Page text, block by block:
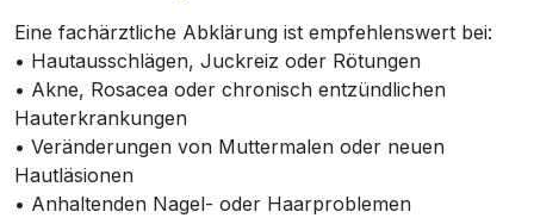
Eine fachärztliche Abklärung ist empfehlenswert bei:
• Hautausschlägen, Juckreiz oder Rötungen
• Akne, Rosacea oder chronisch entzündlichen
Hauterkrankungen
• Veränderungen von Muttermalen oder neuen
Hautläsionen
• Anhaltenden Nagel- oder Haarproblemen